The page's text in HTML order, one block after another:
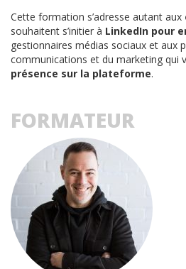
Cette formation s’adresse autant aux
souhaitent s’initier à LinkedIn pour
gestionnaires médias sociaux et aux
communications et du marketing qui
présence sur la plateforme.
FORMATEUR